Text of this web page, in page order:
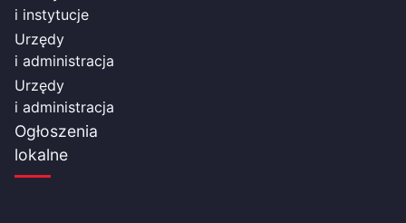
i instytucje
Urzędy
i administracja
Urzędy
i administracja
Ogłoszenia
lokalne